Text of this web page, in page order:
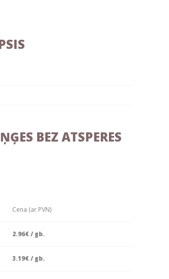
BEZ ATSPERES
Cena (ar PVN)
2.96€ / gb.
3.19€ / gb.